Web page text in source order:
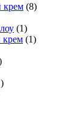
крем (8)
(1)
крем (1)